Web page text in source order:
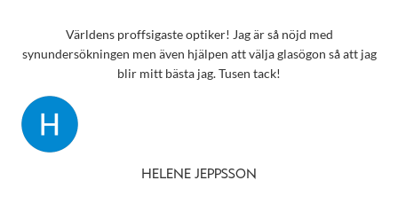
Världens proffsigaste optiker! Jag är så nöjd med
synundersökningen men även hjälpen att välja glasögon så att jag
blir mitt bästa jag. Tusen tack!
HELENE JEPPSSON